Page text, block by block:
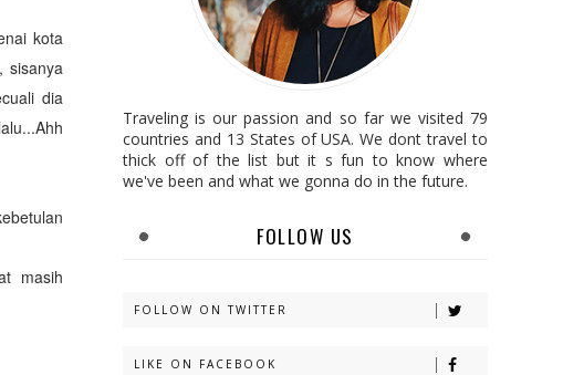
kota
sisanya
dia
masih
Traveling is our passion and so far we visited 79
countries and 13 States of USA. We dont travel to
thick off of the list but it s fun to know where
we've been and what we gonna do in the future.
FOLLOW US
FOLLOW ON TWITTER
LIKE ON FACEBOOK